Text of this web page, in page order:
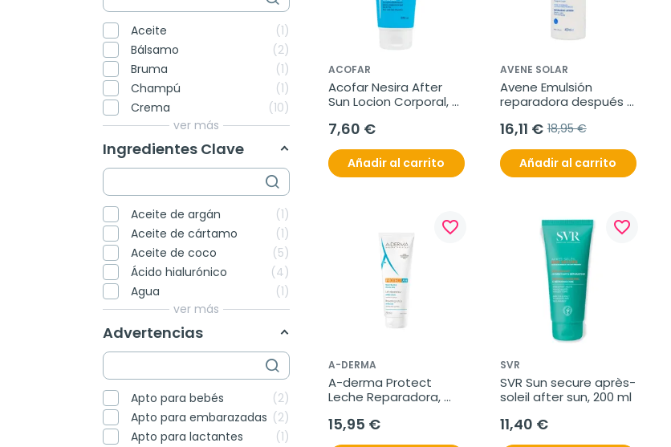
Aceite
1
Bálsamo
2
Bruma
1
Champú
1
Crema
10
ver más
Ingredientes Clave
Aceite de argán
1
Aceite de cártamo
1
Aceite de coco
5
Ácido hialurónico
4
Agua
1
ver más
Advertencias
Apto para bebés
2
Apto para embarazadas
2
Apto para lactantes
1
ACOFAR
Acofar Nesira After
Sun Locion Corporal,
7,60 €
Añadir al carrito
AVENE SOLAR
Avene Emulsión
reparadora después
16,11 € 18,95 €
Añadir al carrito
favorite_border
A-DERMA
A-derma Protect
Leche Reparadora,
15,95 €
favorite_border
SVR
SVR Sun secure après-
soleil after sun, 200 ml
11,40 €